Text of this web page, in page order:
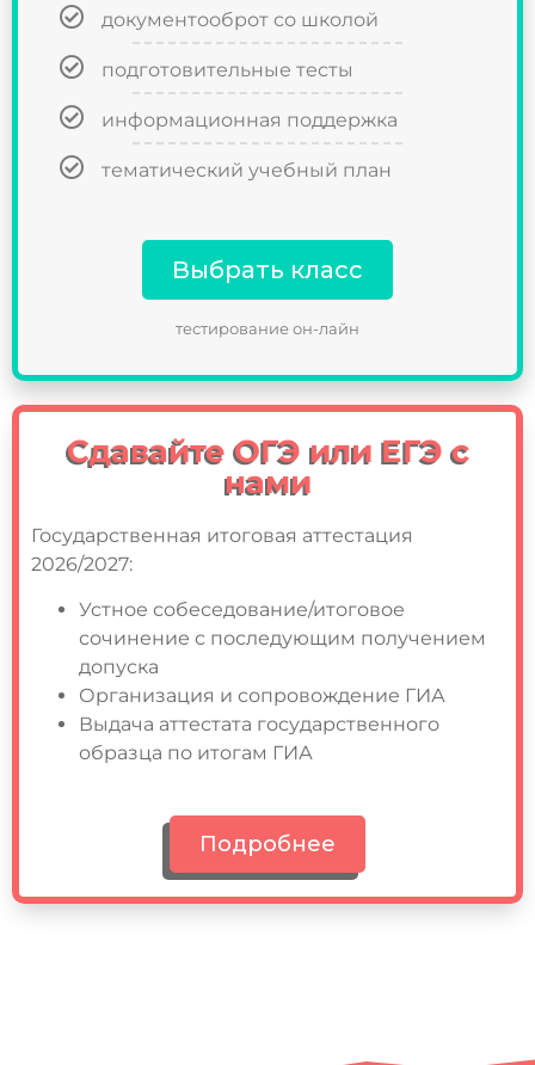
документооброт со школой
подготовительные тесты
информационная поддержка
тематический учебный план
Выбрать класс
тестирование он-лайн
Сдавайте ОГЭ или ЕГЭ с
нами
Государственная итоговая аттестация
2026/2027:
Устное собеседование/итоговое
сочинение с последующим получением
допуска
Организация и сопровождение ГИА
Выдача аттестата государственного
образца по итогам ГИА
Подробнее